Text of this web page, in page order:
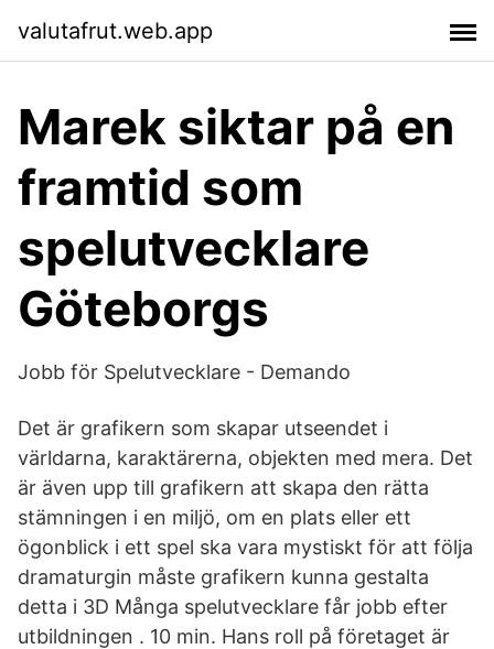
valutafrut.web.app
Marek siktar på en
framtid som
spelutvecklare
Göteborgs
Jobb för Spelutvecklare - Demando
Det är grafikern som skapar utseendet i
världarna, karaktärerna, objekten med mera. Det
är även upp till grafikern att skapa den rätta
stämningen i en miljö, om en plats eller ett
ögonblick i ett spel ska vara mystiskt för att följa
dramaturgin måste grafikern kunna gestalta
detta i 3D Många spelutvecklare får jobb efter
utbildningen . 10 min. Hans roll på företaget är